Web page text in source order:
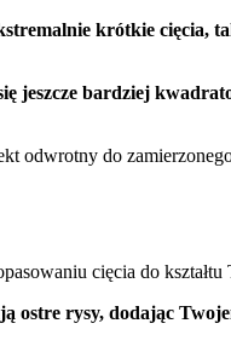
krótkie cięcia,
jeszcze bardziej
odwrotny do
cięcia do kształtu
ostre rysy, dodając